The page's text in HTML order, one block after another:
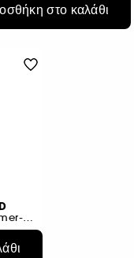
στο καλάθι
4-Dimensional Lash Primer-Serum